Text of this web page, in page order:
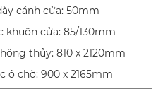
cánh cửa: 50mm
khuôn cửa: 85/130mm
thủy: 810 x 2120mm
ô chờ: 900 x 2165mm